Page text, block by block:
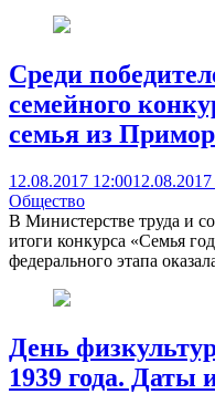
Среди
семейного
семья из
12.08.2017 12:00
Общество
В Министерстве труда и
итоги конкурса «Семья
федерального этапа
День
1939 года.